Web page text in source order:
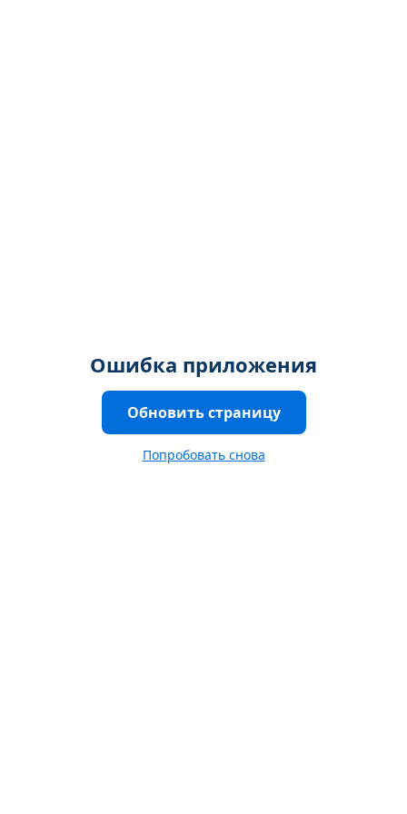
Ошибка приложения
Обновить страницу
Попробовать снова